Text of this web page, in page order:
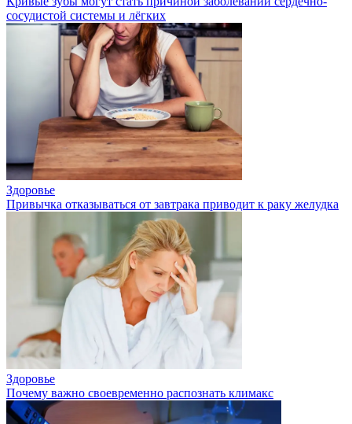
сосудистой системы и лёгких
Здоровье
Привычка отказываться от завтрака приводит к раку желудка
Здоровье
Почему важно своевременно распознать климакс